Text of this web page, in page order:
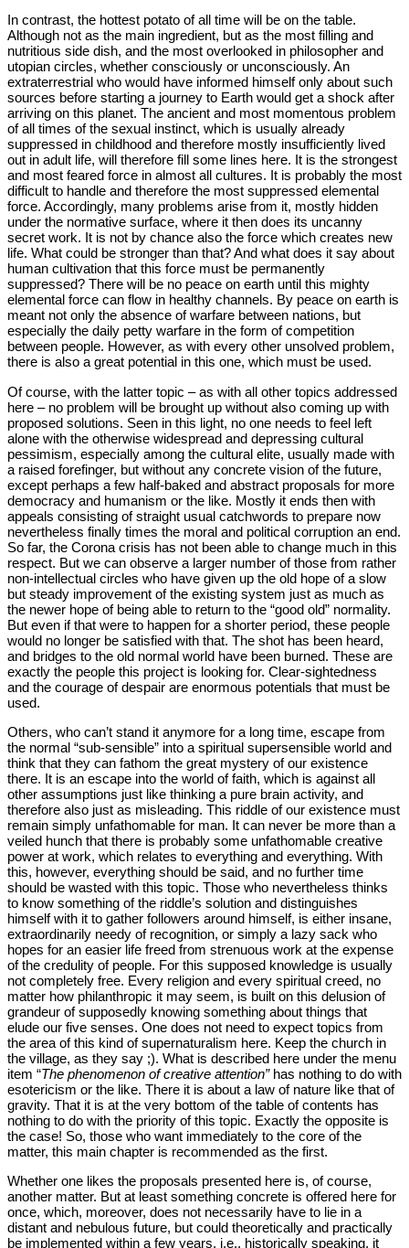
In contrast, the hottest potato of all time will be on the table.
Although not as the main ingredient, but as the most filling and
nutritious side dish, and the most overlooked in philosopher and
utopian circles, whether consciously or unconsciously. An
extraterrestrial who would have informed himself only about such
sources before starting a journey to Earth would get a shock after
arriving on this planet. The ancient and most momentous problem
of all times of the sexual instinct, which is usually already
suppressed in childhood and therefore mostly insufficiently lived
out in adult life, will therefore fill some lines here. It is the strongest
and most feared force in almost all cultures. It is probably the most
difficult to handle and therefore the most suppressed elemental
force. Accordingly, many problems arise from it, mostly hidden
under the normative surface, where it then does its uncanny
secret work. It is not by chance also the force which creates new
life. What could be stronger than that? And what does it say about
human cultivation that this force must be permanently
suppressed? There will be no peace on earth until this mighty
elemental force can flow in healthy channels. By peace on earth is
meant not only the absence of warfare between nations, but
especially the daily petty warfare in the form of competition
between people. However, as with every other unsolved problem,
there is also a great potential in this one, which must be used.
Of course, with the latter topic – as with all other topics addressed
here – no problem will be brought up without also coming up with
proposed solutions. Seen in this light, no one needs to feel left
alone with the otherwise widespread and depressing cultural
pessimism, especially among the cultural elite, usually made with
a raised forefinger, but without any concrete vision of the future,
except perhaps a few half-baked and abstract proposals for more
democracy and humanism or the like. Mostly it ends then with
appeals consisting of straight usual catchwords to prepare now
nevertheless finally times the moral and political corruption an end.
So far, the Corona crisis has not been able to change much in this
respect. But we can observe a larger number of those from rather
non-intellectual circles who have given up the old hope of a slow
but steady improvement of the existing system just as much as
the newer hope of being able to return to the “good old” normality.
But even if that were to happen for a shorter period, these people
would no longer be satisfied with that. The shot has been heard,
and bridges to the old normal world have been burned. These are
exactly the people this project is looking for. Clear-sightedness
and the courage of despair are enormous potentials that must be
used.
Others, who can’t stand it anymore for a long time, escape from
the normal “sub-sensible” into a spiritual supersensible world and
think that they can fathom the great mystery of our existence
there. It is an escape into the world of faith, which is against all
other assumptions just like thinking a pure brain activity, and
therefore also just as misleading. This riddle of our existence must
remain simply unfathomable for man. It can never be more than a
veiled hunch that there is probably some unfathomable creative
power at work, which relates to everything and everything. With
this, however, everything should be said, and no further time
should be wasted with this topic. Those who nevertheless thinks
to know something of the riddle’s solution and distinguishes
himself with it to gather followers around himself, is either insane,
extraordinarily needy of recognition, or simply a lazy sack who
hopes for an easier life freed from strenuous work at the expense
of the credulity of people. For this supposed knowledge is usually
not completely free. Every religion and every spiritual creed, no
matter how philanthropic it may seem, is built on this delusion of
grandeur of supposedly knowing something about things that
elude our five senses. One does not need to expect topics from
the area of this kind of supernaturalism here. Keep the church in
the village, as they say ;). What is described here under the menu
item “The phenomenon of creative attention” has nothing to do with
esotericism or the like. There it is about a law of nature like that of
gravity. That it is at the very bottom of the table of contents has
nothing to do with the priority of this topic. Exactly the opposite is
the case! So, those who want immediately to the core of the
matter, this main chapter is recommended as the first.
Whether one likes the proposals presented here is, of course,
another matter. But at least something concrete is offered here for
once, which, moreover, does not necessarily have to lie in a
distant and nebulous future, but could theoretically and practically
be implemented within a few years, i.e., historically speaking, it